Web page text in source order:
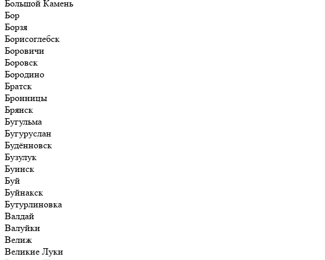
Большой Камень
Бор
Борзя
Борисоглебск
Боровичи
Боровск
Бородино
Братск
Бронницы
Брянск
Бугульма
Бугуруслан
Будённовск
Бузулук
Буинск
Буй
Буйнакск
Бутурлиновка
Валдай
Валуйки
Велиж
Великие Луки